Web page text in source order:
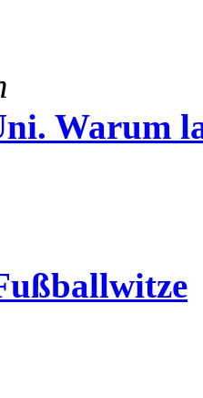
Warum